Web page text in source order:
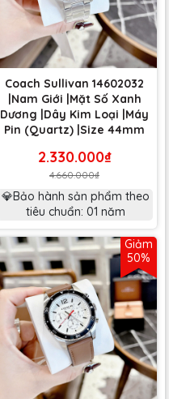
Coach Sullivan 14602032
|Nam Giới |Mặt Số Xanh
Dương |Dây Kim Loại |Máy
Pin (Quartz) |Size 44mm
2.330.000₫
4.660.000₫
💎Bảo hành sản phẩm theo
tiêu chuẩn: 01 năm
Giảm
50%